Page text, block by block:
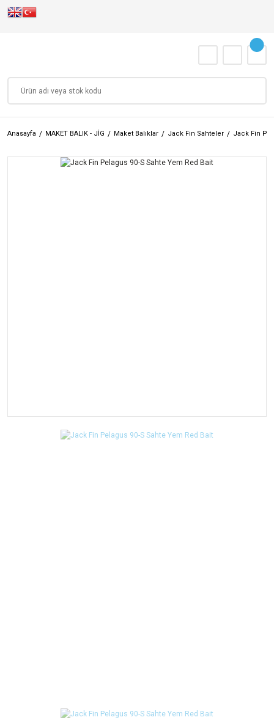
Anasayfa MAKET BALIK - JİG Maket Balıklar Jack Fin Sahteler Jack Fin